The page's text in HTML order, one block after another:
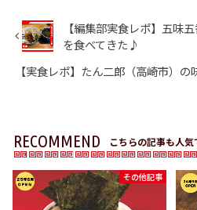
【編集部実食レポ】五味
を食べてきた♪
【実食レポ】たん二郎（高崎市）
RECOMMEND こちらの記事も人気
その他記事